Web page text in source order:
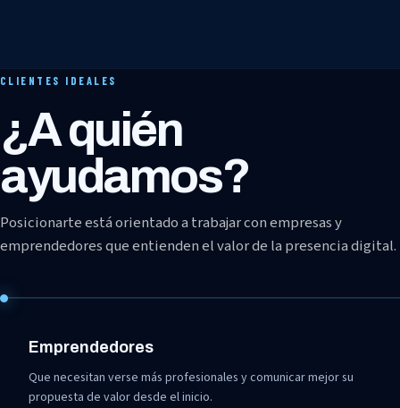
CLIENTES IDEALES
¿A quién
ayudamos?
Posicionarte está orientado a trabajar con empresas y
emprendedores que entienden el valor de la presencia digital.
Emprendedores
Que necesitan verse más profesionales y comunicar mejor su
propuesta de valor desde el inicio.